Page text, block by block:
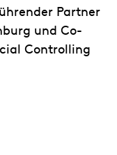
Partner
und Co-
Controlling